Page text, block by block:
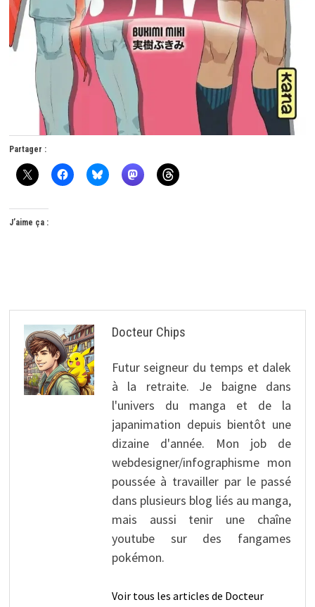
Partager :
J’aime ça :
Docteur Chips
Futur seigneur du temps et dalek
à la retraite. Je baigne dans
l'univers du manga et de la
japanimation depuis bientôt une
dizaine d'année. Mon job de
webdesigner/infographisme mon
poussée à travailler par le passé
dans plusieurs blog liés au manga,
mais aussi tenir une chaîne
youtube sur des fangames
pokémon.
Voir tous les articles de Docteur